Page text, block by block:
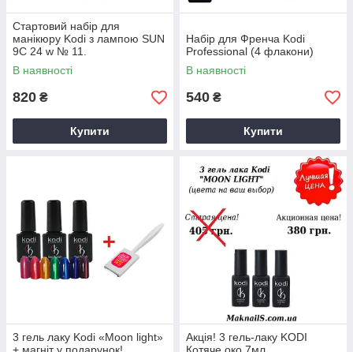
Стартовий набір для
манікюру Kodi з лампою SUN
9С 24 w № 11.
В наявності
820 ₴
Купити
Набір для Френча Kodi
Professional (4 флакони)
В наявності
540 ₴
Купити
3 гель лаку Kodi «Moon light»
Акція! 3 гель-лаку KODI